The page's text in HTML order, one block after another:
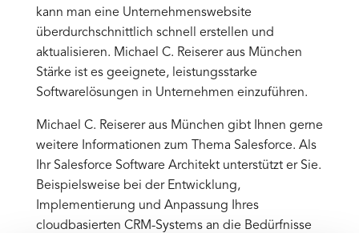
kann man eine Unternehmenswebsite
überdurchschnittlich schnell erstellen und
aktualisieren. Michael C. Reiserer aus München
Stärke ist es geeignete, leistungsstarke
Softwarelösungen in Unternehmen einzuführen.
Michael C. Reiserer aus München gibt Ihnen gerne
weitere Informationen zum Thema Salesforce. Als
Ihr Salesforce Software Architekt unterstützt er Sie.
Beispielsweise bei der Entwicklung,
Implementierung und Anpassung Ihres
cloudbasierten CRM-Systems an die Bedürfnisse